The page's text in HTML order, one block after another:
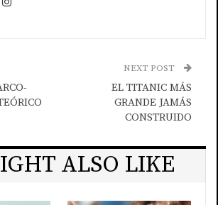
NEXT POST
EL TITANIC MÁS
GRANDE JAMÁS
CONSTRUIDO
ALSO LIKE